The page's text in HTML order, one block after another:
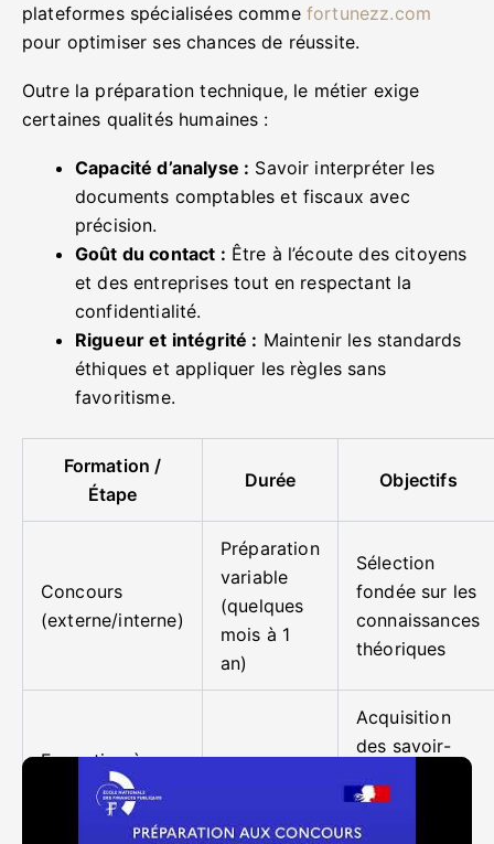
plateformes spécialisées comme fortunezz.com
pour optimiser ses chances de réussite.
Outre la préparation technique, le métier exige
certaines qualités humaines :
Capacité d’analyse : Savoir interpréter les
documents comptables et fiscaux avec
précision.
Goût du contact : Être à l’écoute des citoyens
et des entreprises tout en respectant la
confidentialité.
Rigueur et intégrité : Maintenir les standards
éthiques et appliquer les règles sans
favoritisme.
Formation /
Étape
Durée Objectifs
Concours
(externe/interne)
Préparation
variable
(quelques
mois à 1
an)
Sélection
fondée sur les
connaissances
théoriques
Formation à
l’ENFiP
Acquisition
des savoir-
faire
techniques et
pratiques